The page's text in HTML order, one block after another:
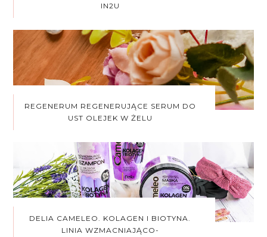
IN2U
REGENERUM REGENERUJĄCE SERUM DO
UST OLEJEK W ŻELU
DELIA CAMELEO. KOLAGEN I BIOTYNA.
LINIA WZMACNIAJĄCO-